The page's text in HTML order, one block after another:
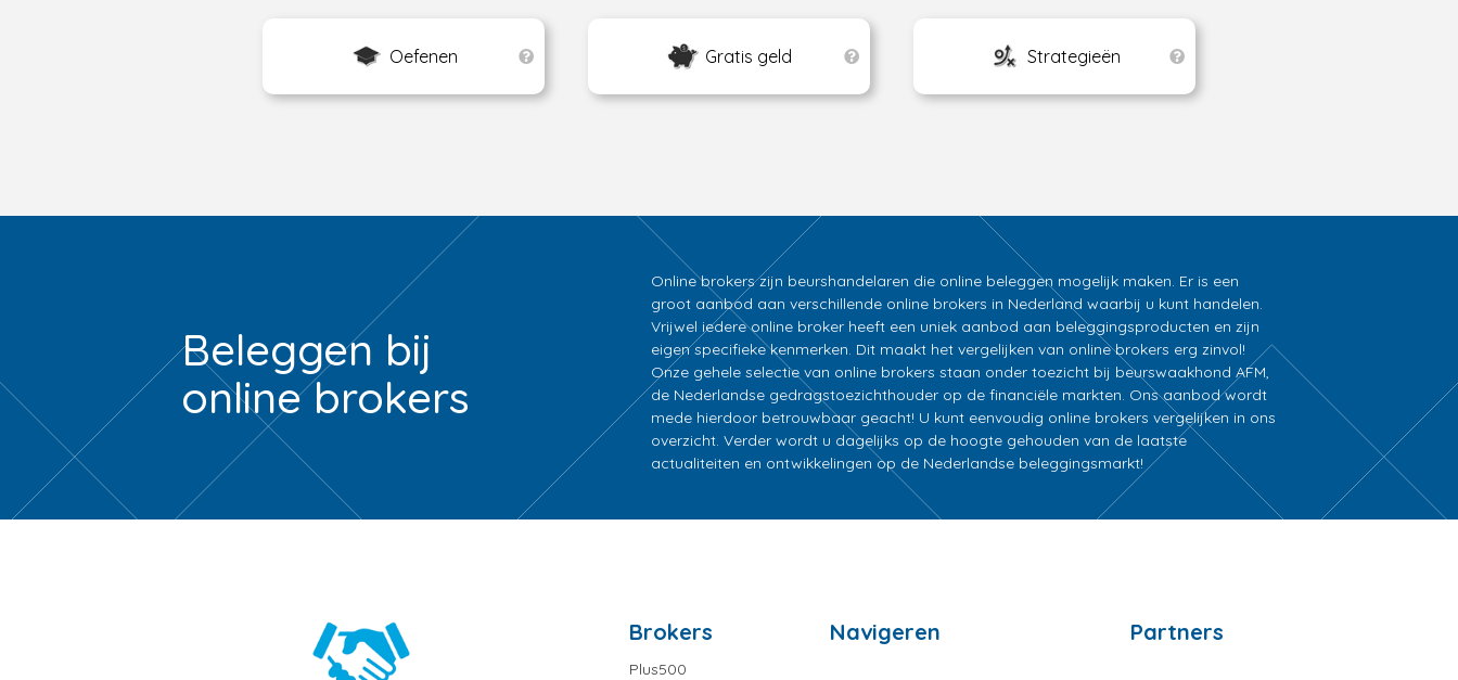
Oefenen Gratis geld Strategieën
Beleggen bij
online brokers
Online brokers zijn beurshandelaren die online beleggen mogelijk maken. Er is een
groot aanbod aan verschillende online brokers in Nederland waarbij u kunt handelen.
Vrijwel iedere online broker heeft een uniek aanbod aan beleggingsproducten en zijn
eigen specifieke kenmerken. Dit maakt het vergelijken van online brokers erg zinvol!
Onze gehele selectie van online brokers staan onder toezicht bij beurswaakhond AFM,
de Nederlandse gedragstoezichthouder op de financiële markten. Ons aanbod wordt
mede hierdoor betrouwbaar geacht! U kunt eenvoudig online brokers vergelijken in ons
overzicht. Verder wordt u dagelijks op de hoogte gehouden van de laatste
actualiteiten en ontwikkelingen op de Nederlandse beleggingsmarkt!
Brokers
Plus500
Navigeren Partners